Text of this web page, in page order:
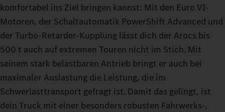
komfortabel ins Ziel bringen kannst: Mit den Euro VI-
Motoren, der Schaltautomatik PowerShift Advanced und
der Turbo-Retarder-Kupplung lässt dich der Arocs bis
500 t auch auf extremen Touren nicht im Stich. Mit
seinem stark belastbaren Antrieb bringt er auch bei
maximaler Auslastung die Leistung, die im
Schwerlasttransport gefragt ist. Damit das gelingt, ist
dein Truck mit einer besonders robusten Fahrwerks-,